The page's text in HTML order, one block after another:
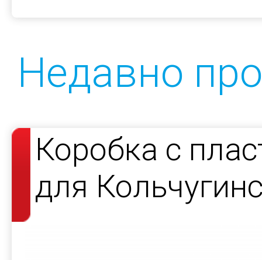
Недавно
Коробка с
для